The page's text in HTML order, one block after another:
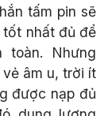
tấm pin sẽ
nhất đủ để
toàn. Nhưng
âm u, trời ít
được nạp đủ